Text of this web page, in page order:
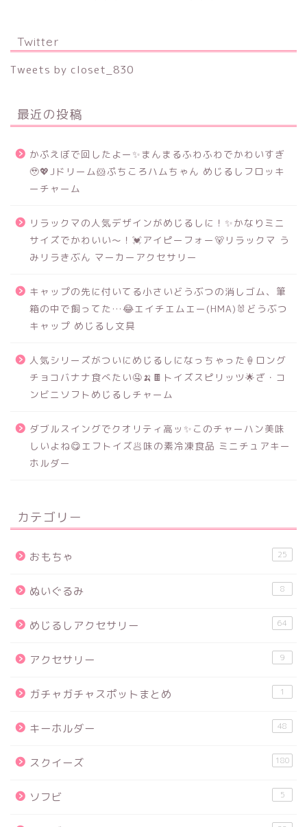
Twitter
Tweets by closet_830
最近の投稿
かぷえぼで回したよー✨まんまるふわふわでかわいすぎ
🥹💖Jドリーム🐹ぷちころハムちゃん めじるしフロッキ
ーチャーム
リラックマの人気デザインがめじるしに！✨かなりミニ
サイズでかわいい～！💓アイピーフォー🐻リラックマ う
みリラきぶん マーカーアクセサリー
キャップの先に付いてる小さいどうぶつの消しゴム、筆
箱の中で飼ってた…😂エイチエムエー(HMA)🐰どうぶつ
キャップ めじるし文具
人気シリーズがついにめじるしになっちゃった🍦ロング
チョコバナナ食べたい🤤🍌🍫トイズスピリッツ🌟ざ・コ
ンビニソフトめじるしチャーム
ダブルスイングでクオリティ高ッ✨このチャーハン美味
しいよね😋エフトイズ🥟味の素冷凍食品 ミニチュアキー
ホルダー
カテゴリー
おもちゃ 25
ぬいぐるみ 8
めじるしアクセサリー 64
アクセサリー 9
ガチャガチャスポットまとめ 1
キーホルダー 48
スクイーズ 180
ソフビ 5